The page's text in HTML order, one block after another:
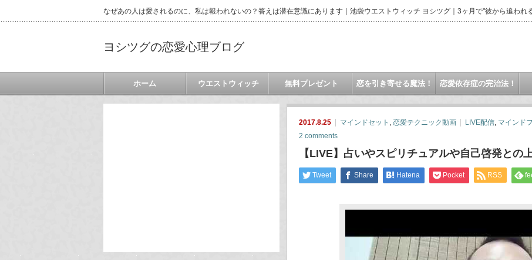
なぜあの人は愛されるのに、私は報われないの？答えは潜在意識にあります｜池袋ウエストウィッチ ヨシツグ｜3ヶ月で"彼から追われ
ヨシツグの恋愛心理ブログ
ホーム ウエストウィッチ 無料プレゼント 恋を引き寄せる魔法！ 恋愛依存症の完治法！
2017.8.25 マインドセット , 恋愛テクニック動画 LIVE配信, マインド
2 comments
【LIVE】占いやスピリチュアルや自己啓発との
Tweet Share Hatena Pocket RSS